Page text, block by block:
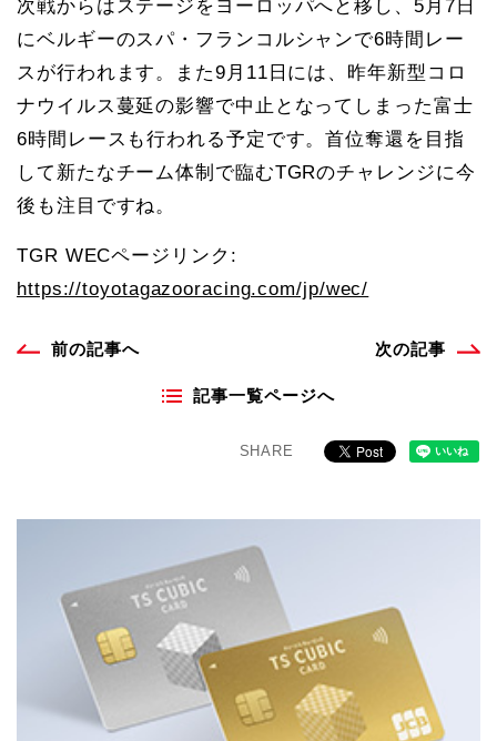
次戦からはステージをヨーロッパへと移し、5月7日
にベルギーのスパ・フランコルシャンで6時間レー
スが行われます。また9月11日には、昨年新型コロ
ナウイルス蔓延の影響で中止となってしまった富士
6時間レースも行われる予定です。首位奪還を目指
して新たなチーム体制で臨むTGRのチャレンジに今
後も注目ですね。
TGR WECページリンク:
https://toyotagazooracing.com/jp/wec/
前の記事へ
記事一覧ページへ
次の記事
SHARE